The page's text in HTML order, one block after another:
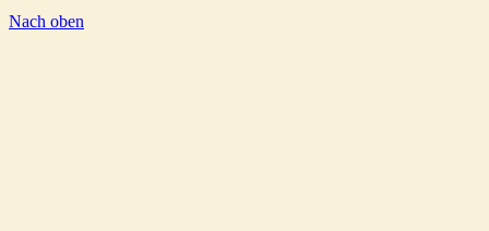
Nach oben